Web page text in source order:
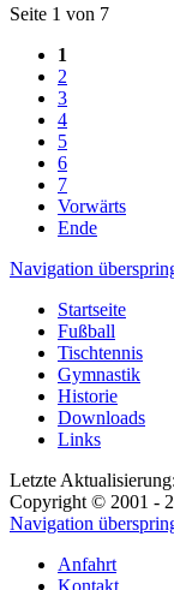
Seite 1 von 7
1
2
3
4
5
6
7
Vorwärts
Ende
Navigation
Startseite
Fußball
Tischtennis
Gymnastik
Historie
Downloads
Links
Letzte
Copyright © 2001 -
Navigation
Anfahrt